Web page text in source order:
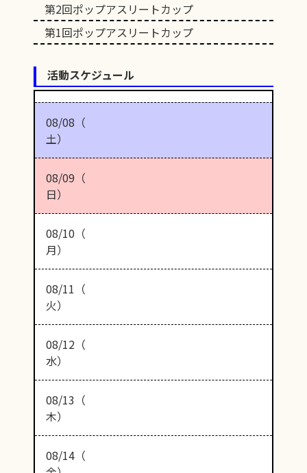
第2回ポップアスリートカップ
第1回ポップアスリートカップ
活動スケジュール
08/08（
土）
08/09（
日）
08/10（
月）
08/11（
火）
08/12（
水）
08/13（
木）
08/14（